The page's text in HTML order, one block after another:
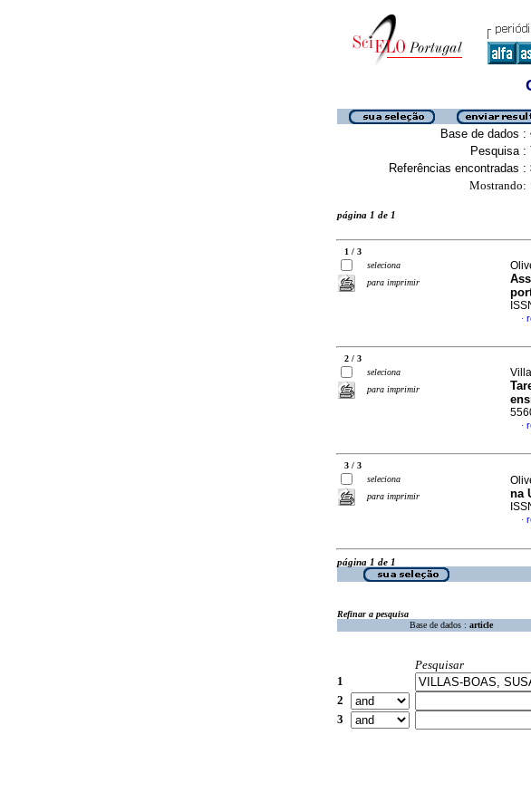
Base de dados :
Pesquisa :
Referências encontradas :
Mostrando:
página 1 de 1
1 / 3
seleciona
para imprimir
·
2 / 3
seleciona
para imprimir
·
3 / 3
seleciona
para imprimir
na
·
página 1 de 1
Refinar a pesquisa
Base de dados : article
Pesquisar
1
2
3